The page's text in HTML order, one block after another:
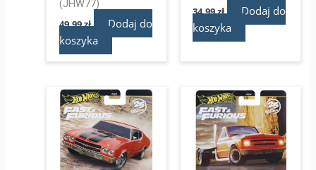
(JHW77)
49,99zł
Dodaj do
koszyka
34,99zł
Dodaj do
koszyka